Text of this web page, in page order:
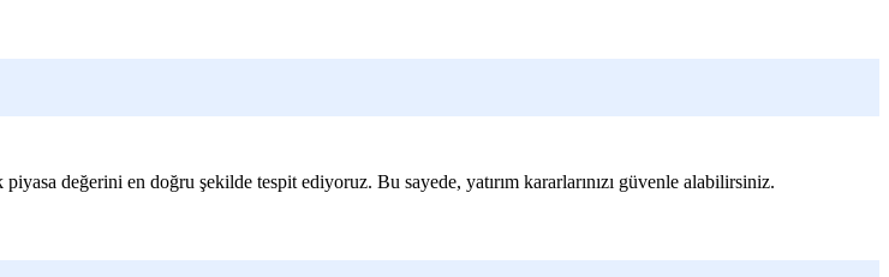
değerini en doğru şekilde tespit ediyoruz. Bu sayede, yatırım kararlarınızı güvenle alabilirsiniz.